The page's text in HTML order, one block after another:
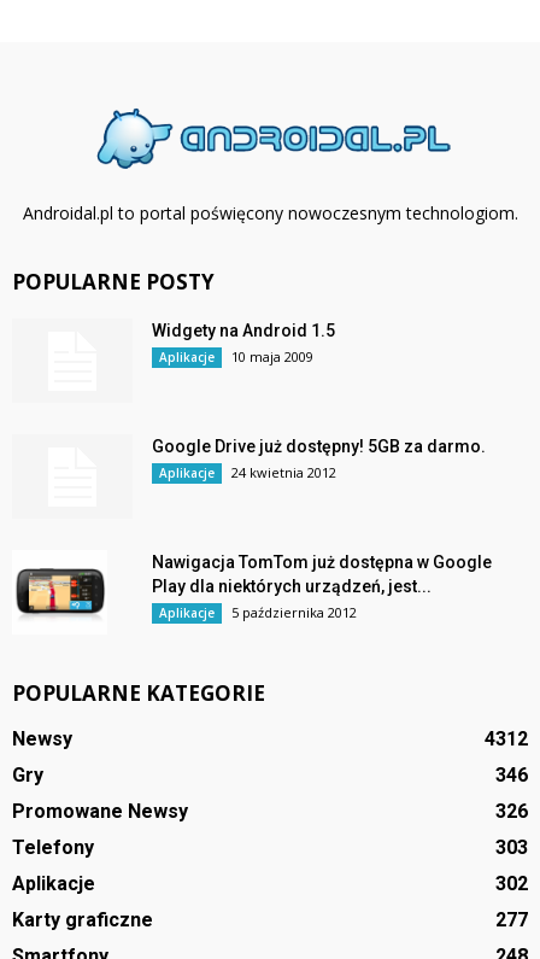
Androidal.pl to portal poświęcony nowoczesnym technologiom.
POPULARNE POSTY
Widgety na Android 1.5
Aplikacje 10 maja 2009
Google Drive już dostępny! 5GB za darmo.
Aplikacje 24 kwietnia 2012
Nawigacja TomTom już dostępna w Google
Play dla niektórych urządzeń, jest...
Aplikacje 5 października 2012
POPULARNE KATEGORIE
Newsy
4312
Gry
346
Promowane Newsy
326
Telefony
303
Aplikacje
302
Karty graficzne
277